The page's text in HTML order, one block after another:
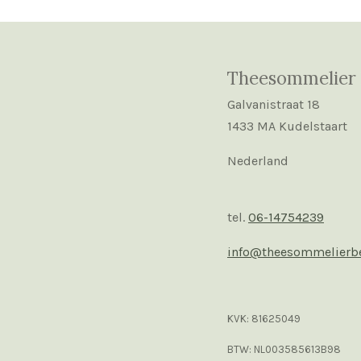
Galvanistraat 18
1433 MA Kudelstaart
Nederland
tel. 06-14754239
KVK: 81625049
BTW: NL003585613B98